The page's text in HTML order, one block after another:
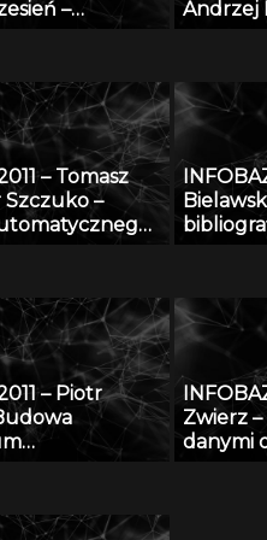
–
metod
indukcji
przybliżonych
Andrzej
– Tomasz
Szczuko –
pojazdów w
wieku –
obecny
– Piotr
Zwierz
danymi